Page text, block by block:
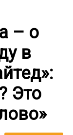
– о
в
Это